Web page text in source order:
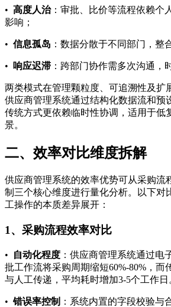
• 高度人治：审批、比价等流程依赖个
影响；
• 信息孤岛 ：数据分散于不同部门，整
• 响应迟滞 ：跨部门协作需多次沟通，
两类模式在管理颗粒度、可追溯性及扩
供应商管理系统通过结构化数据流和预
传统方式更依赖临时性协调，适用于低
景。
二、效率对比维度拆解
供应商管理系统的效率优势可从采购流
制三个核心维度进行量化分析。以下对
工操作的本质差异展开：
1、采购流程效率对比
• 自动化程度 ：供应商管理系统通过电
批工作流将采购周期缩短60%-80%，而
与人工传递，平均耗时增加3-5个工作日
• 错误率控制 ：系统内置的字段校验与